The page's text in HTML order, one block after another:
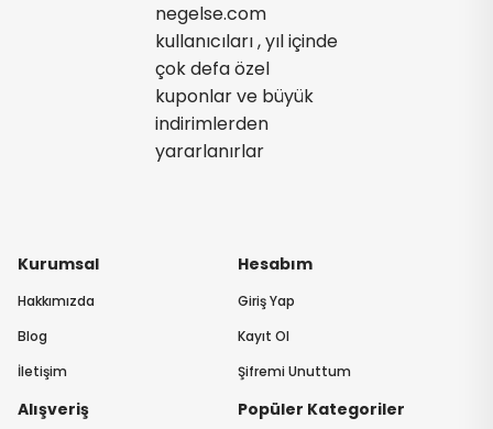
Kurumsal
Hakkımızda
Blog
İletişim
Hesabım
Giriş Yap
Kayıt Ol
Şifremi Unuttum
Alışveriş Popüler Kategoriler
negelse.com
kullanıcıları , yıl içinde
çok defa özel
kuponlar ve büyük
indirimlerden
yararlanırlar